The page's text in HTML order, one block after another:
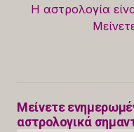
Η αστρολογία
Μείνετε
αστρολογικά